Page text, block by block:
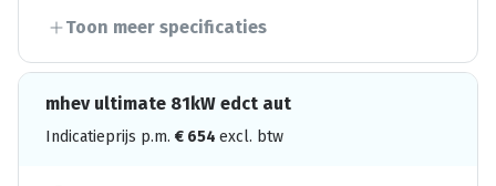
Toon meer specificaties
mhev ultimate 81kW edct aut
Indicatieprijs p.m. € 654 excl. btw